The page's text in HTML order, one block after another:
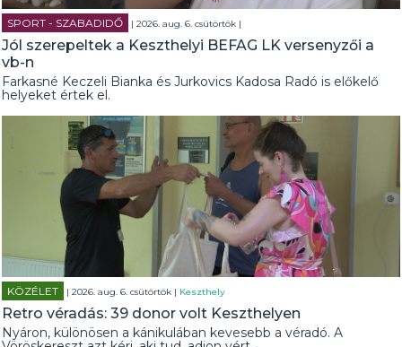
SPORT - SZABADIDŐ | 2026. aug. 6. csütörtök |
Jól szerepeltek a Keszthelyi BEFAG LK versenyzői a
vb-n
Farkasné Keczeli Bianka és Jurkovics Kadosa Radó is előkelő
helyeket értek el.
KÖZÉLET | 2026. aug. 6. csütörtök | Keszthely
Retro véradás: 39 donor volt Keszthelyen
Nyáron, különösen a kánikulában kevesebb a véradó. A